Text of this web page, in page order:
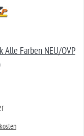
Alle Farben NEU/OVP